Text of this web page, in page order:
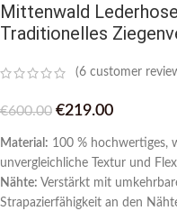
Mittenwald
Traditionelles
(6 customer
€600.00 €219.00
Material: 100 % hochwertiges,
unvergleichliche Textur und
Nähte: Verstärkt mit
Strapazierfähigkeit an den